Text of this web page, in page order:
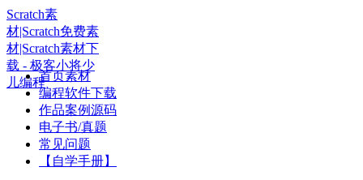
Scratch素
材|Scratch免费素
材|Scratch素材下
载 - 极客小将少
儿编程首页素材
编程软件下载
作品案例源码
电子书/真题
常见问题
【自学手册】